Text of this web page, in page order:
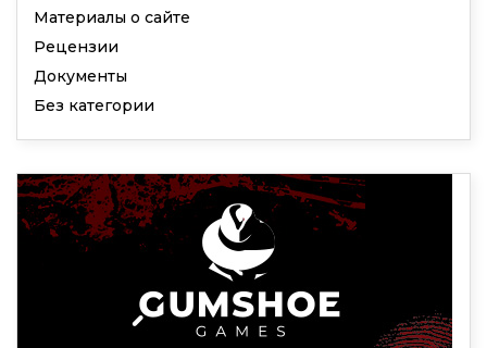
Материалы о сайте
Рецензии
Документы
Без категории